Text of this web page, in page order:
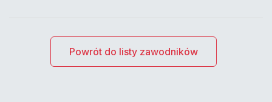
Powrót do listy zawodników